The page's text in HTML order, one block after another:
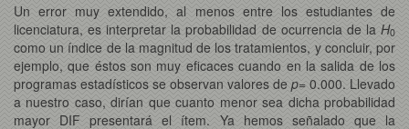
Un error muy extendido, al menos entre los estudiantes de
licenciatura, es interpretar la probabilidad de ocurrencia de la H0
como un índice de la magnitud de los tratamientos, y concluir, por
ejemplo, que éstos son muy eficaces cuando en la salida de los
programas estadísticos se observan valores de p= 0.000. Llevado
a nuestro caso, dirían que cuanto menor sea dicha probabilidad
mayor DIF presentará el ítem. Ya hemos señalado que la